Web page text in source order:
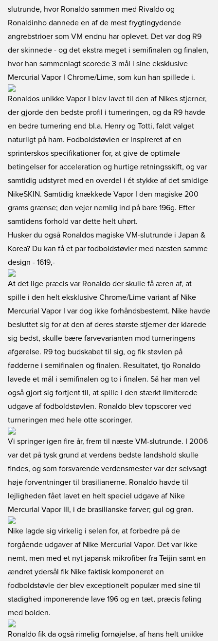
slutrunde, hvor Ronaldo sammen med Rivaldo og
Ronaldinho dannede en af de mest frygtingydende
angrebstrioer som VM endnu har oplevet. Det var dog R9
der skinnede - og det ekstra meget i semifinalen og finalen,
hvor han sammenlagt scorede 3 mål i sine eksklusive
Mercurial Vapor I Chrome/Lime, som kun han spillede i.
Ronaldos unikke Vapor I blev lavet til den af Nikes stjerner,
der gjorde den bedste profil i turneringen, og da R9 havde
en bedre turnering end bl.a. Henry og Totti, faldt valget
naturligt på ham. Fodboldstøvlen er inspireret af en
sprinterskos specifikationer for, at give de optimale
betingelser for acceleration og hurtige retningsskift, og var
samtidig udstyret med en overdel i ét stykke af det smidige
NikeSKIN. Samtidig knækkede Vapor I den magiske 200
grams grænse; den vejer nemlig ind på bare 196g. Efter
samtidens forhold var dette helt uhørt.
Husker du også Ronaldos magiske VM-slutrunde i Japan &
Korea? Du kan få et par fodboldstøvler med næsten samme
design - 1619,-
At det lige præcis var Ronaldo der skulle få æren af, at
spille i den helt eksklusive Chrome/Lime variant af Nike
Mercurial Vapor I var dog ikke forhåndsbestemt. Nike havde
besluttet sig for at den af deres største stjerner der klarede
sig bedst, skulle bære farvevarianten mod turneringens
afgørelse. R9 tog budskabet til sig, og fik støvlen på
fødderne i semifinalen og finalen. Resultatet, tjo Ronaldo
lavede et mål i semifinalen og to i finalen. Så har man vel
også gjort sig fortjent til, at spille i den stærkt limiterede
udgave af fodboldstøvlen. Ronaldo blev topscorer ved
turneringen med hele otte scoringer.
Vi springer igen fire år, frem til næste VM-slutrunde. I 2006
var det på tysk grund at verdens bedste landshold skulle
findes, og som forsvarende verdensmester var der selvsagt
høje forventninger til brasilianerne. Ronaldo havde til
lejligheden fået lavet en helt speciel udgave af Nike
Mercurial Vapor III, i de brasilianske farver; gul og grøn.
Nike lagde sig virkelig i selen for, at forbedre på de
forgående udgaver af Nike Mercurial Vapor. Det var ikke
nemt, men med et nyt japansk mikrofiber fra Teijin samt en
ændret ydersål fik Nike faktisk komponeret en
fodboldstøvle der blev exceptionelt populær med sine til
stadighed imponerende lave 196 og en tæt, præcis føling
med bolden.
Ronaldo fik da også rimelig fornøjelse, af hans helt unikke